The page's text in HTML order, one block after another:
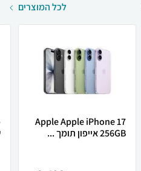
לכל המוצרים
Apple Apple iPhone 17
256GB אייפון תומך ...